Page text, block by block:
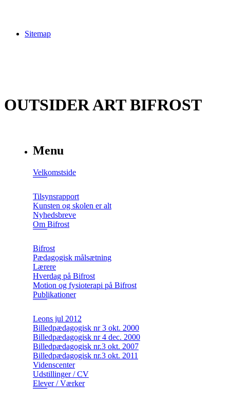
Sitemap
OUTSIDER ART BIFROST
Menu
Velkomstside
Tilsynsrapport
Kunsten og skolen er alt
Nyhedsbreve
Om Bifrost
Bifrost
Pædagogisk målsætning
Lærere
Hverdag på Bifrost
Motion og fysioterapi på Bifrost
Publikationer
Leons jul 2012
Billedpædagogisk nr 3 okt. 2000
Billedpædagogisk nr 4 dec. 2000
Billedpædagogisk nr.3 okt. 2007
Billedpædagogisk nr.3 okt. 2011
Videnscenter
Udstillinger / CV
Elever / Værker